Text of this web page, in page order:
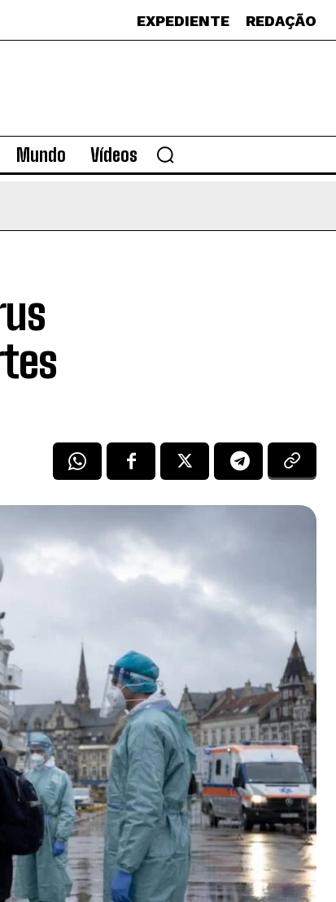
EXPEDIENTE REDAÇÃO
Mundo Vídeos